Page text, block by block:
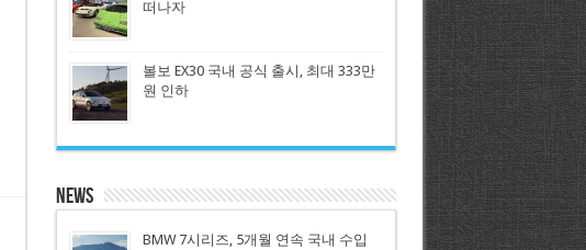
떠나자
볼보 EX30 국내 공식 출시, 최대 333만
원 인하
News
BMW 7시리즈, 5개월 연속 국내 수입